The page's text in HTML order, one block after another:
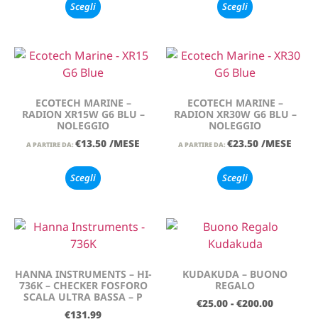
Scegli Scegli
ECOTECH MARINE –
RADION XR15W G6 BLU –
NOLEGGIO
A PARTIRE DA: €13.50 /MESE
Scegli
ECOTECH MARINE –
RADION XR30W G6 BLU –
NOLEGGIO
A PARTIRE DA: €23.50 /MESE
Scegli
HANNA INSTRUMENTS – HI-
736K – CHECKER FOSFORO
SCALA ULTRA BASSA – P
€131.99
KUDAKUDA – BUONO
REGALO
€25.00 - €200.00